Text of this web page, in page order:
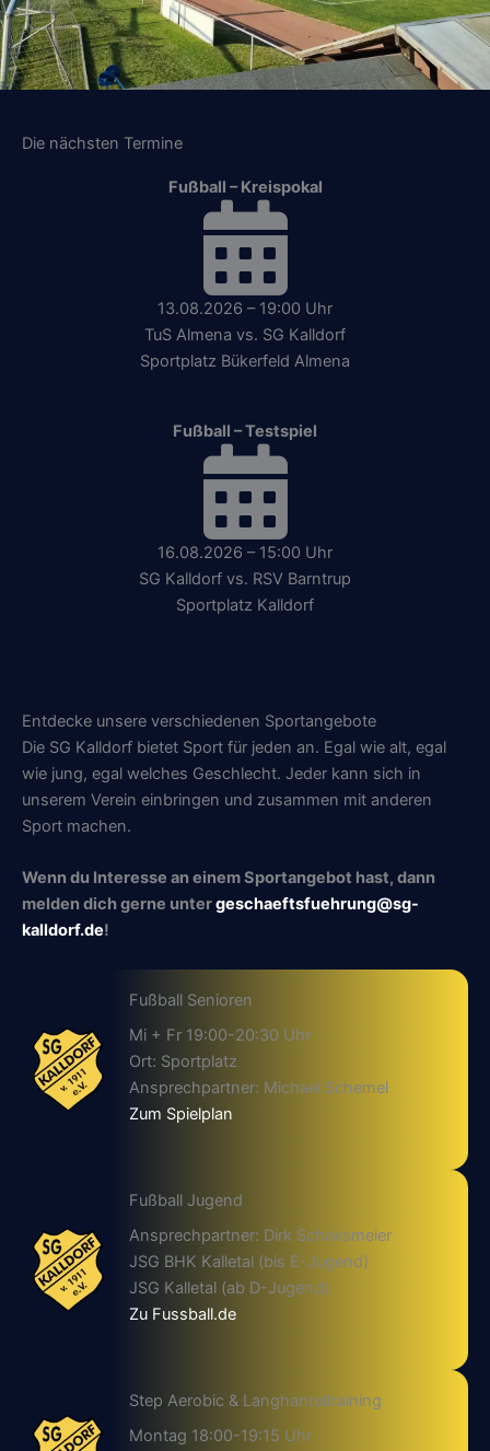
Die nächsten Termine
Fußball – Kreispokal
13.08.2026 – 19:00 Uhr
TuS Almena vs. SG Kalldorf
Sportplatz Bükerfeld Almena
Fußball – Testspiel
16.08.2026 – 15:00 Uhr
SG Kalldorf vs. RSV Barntrup
Sportplatz Kalldorf
Entdecke unsere verschiedenen Sportangebote
Die SG Kalldorf bietet Sport für jeden an. Egal wie alt, egal
wie jung, egal welches Geschlecht. Jeder kann sich in
unserem Verein einbringen und zusammen mit anderen
Sport machen.
Wenn du Interesse an einem Sportangebot hast, dann
melden dich gerne untergeschaeftsfuehrung@sg-
kalldorf.de!
Fußball Senioren
Mi + Fr 19:00-20:30 Uhr
Ort: Sportplatz
Ansprechpartner: Michael Schemel
Zum Spielplan
Fußball Jugend
Ansprechpartner: Dirk Schaksmeier
JSG BHK Kalletal (bis E-Jugend)
JSG Kalletal (ab D-Jugend)
Zu Fussball.de
Step Aerobic & Langhanteltraining
Montag 18:00-19:15 Uhr